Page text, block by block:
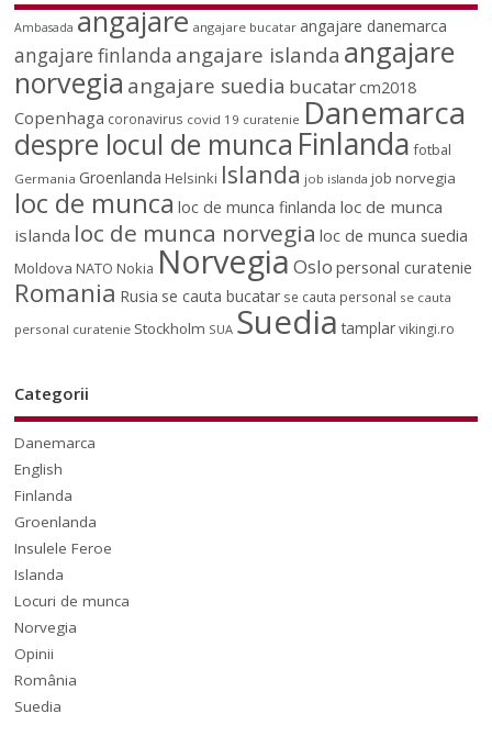
Ambasada angajare angajare bucatar angajare danemarca
angajare finlanda angajare islanda angajare
norvegia angajare suedia bucatarcm2018
Copenhaga coronavirus covid 19 curatenie Danemarca
despre locul de munca Finlanda fotbal
Germania Groenlanda Helsinki Islanda job islanda job norvegia
loc de munca loc de munca finlanda loc de munca
islanda loc de munca norvegia loc de munca suedia
Moldova NATO Nokia NorvegiaOslo personal curatenie
Romania Rusia se cauta bucatar se cauta personal se cauta
personal curatenie Stockholm SUA Suedia tamplar vikingi.ro
Categorii
Danemarca
English
Finlanda
Groenlanda
Insulele Feroe
Islanda
Locuri de munca
Norvegia
Opinii
România
Suedia